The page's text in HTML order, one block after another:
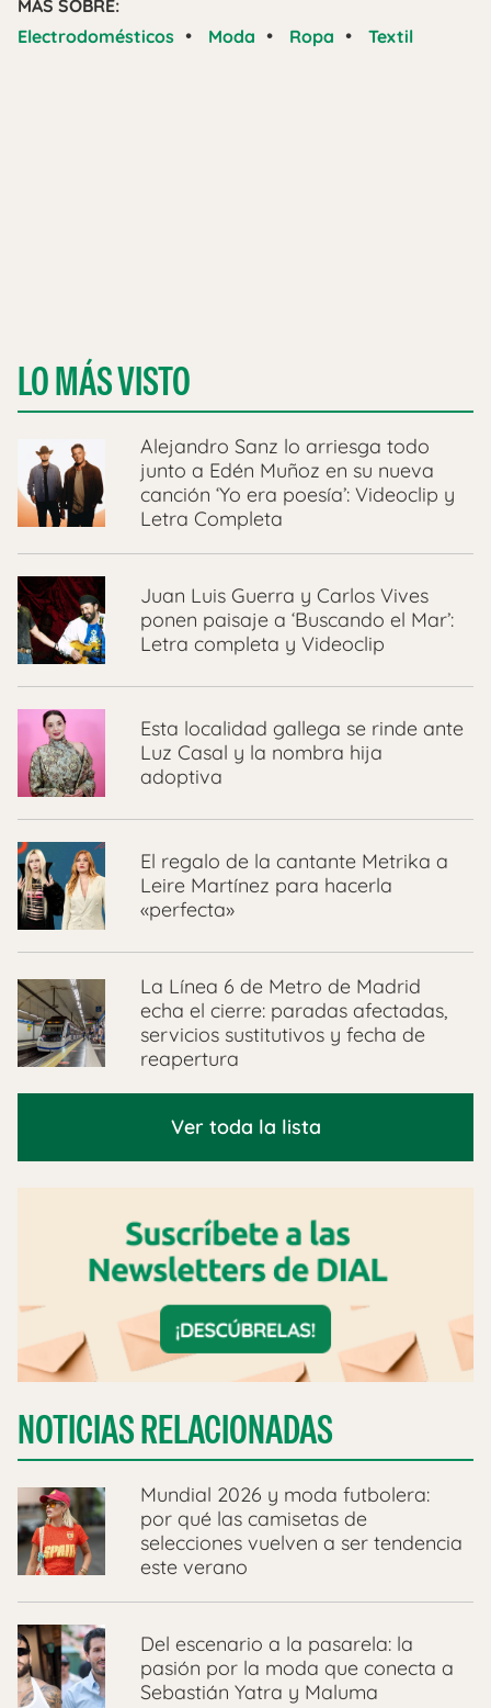
MÁS SOBRE:
Electrodomésticos • Moda • Ropa • Textil
LO MÁS VISTO
Alejandro Sanz lo arriesga todo
junto a Edén Muñoz en su nueva
canción ‘Yo era poesía’: Videoclip y
Letra Completa
Juan Luis Guerra y Carlos Vives
ponen paisaje a ‘Buscando el Mar’:
Letra completa y Videoclip
Esta localidad gallega se rinde ante
Luz Casal y la nombra hija
adoptiva
El regalo de la cantante Metrika a
Leire Martínez para hacerla
«perfecta»
La Línea 6 de Metro de Madrid
echa el cierre: paradas afectadas,
servicios sustitutivos y fecha de
reapertura
Ver toda la lista
NOTICIAS RELACIONADAS
Mundial 2026 y moda futbolera:
por qué las camisetas de
selecciones vuelven a ser tendencia
este verano
Del escenario a la pasarela: la
pasión por la moda que conecta a
Sebastián Yatra y Maluma